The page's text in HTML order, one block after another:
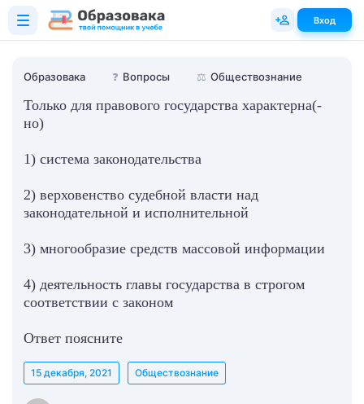
Образовака ❓ Вопросы ⚖️ Обществознание
Только для правового государства характерна(-
но)
1) система законодательства
2) верховенство судебной власти над
законодательной и исполнительной
3) многообразие средств массовой информации
4) деятельность главы государства в строгом
соответствии с законом
Ответ поясните
15 декабря, 2021 Обществознание
Вход